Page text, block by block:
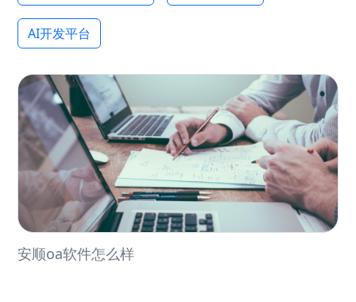
AI开发平台
安顺oa软件怎么样